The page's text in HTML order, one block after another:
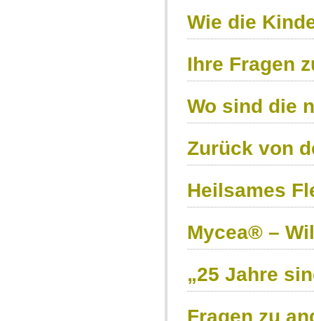
Wie die
Ihre Fragen
Wo sind die
Zurück von
Heilsames
Mycea® –
„25 Jahre
Fragen zu